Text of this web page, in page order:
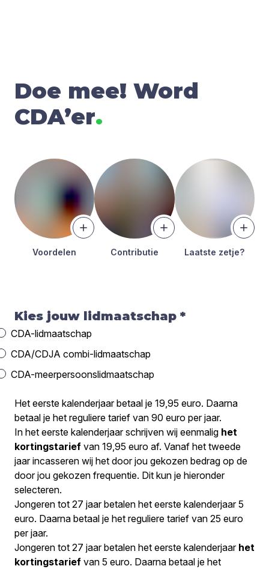
Doe mee! Word
CDA’er.
Voor­de­len Con­tri­bu­tie Laat­ste zet­je?
Kies jouw lidmaatschap *
CDA-lidmaatschap
CDA/CDJA combi-lidmaatschap
CDA-meerpersoonslidmaatschap
Het eerste kalenderjaar betaal je 19,95 euro. Daarna
betaal je het reguliere tarief van 90 euro per jaar.
In het eerste kalenderjaar schrijven wij eenmalig het
kortingstarief van 19,95 euro af. Vanaf het tweede
jaar incasseren wij het door jou gekozen bedrag op de
door jou gekozen frequentie. Dit kun je hieronder
selecteren.
Jongeren tot 27 jaar betalen het eerste kalenderjaar 5
euro. Daarna betaal je het reguliere tarief van 25 euro
per jaar.
Jongeren tot 27 jaar betalen het eerste kalenderjaar het
kortingstarief van 5 euro. Daarna betaal je het